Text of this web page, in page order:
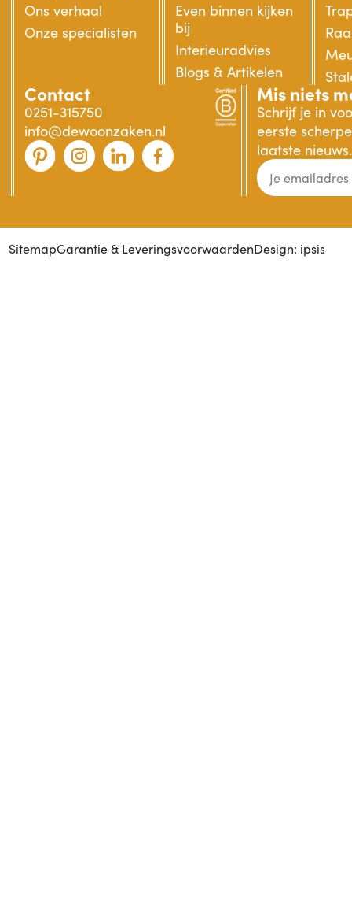
Ons verhaal
Onze specialisten
Even binnen kijken
bij
Interieuradvies
Blogs & Artikelen
Contact
0251-315750
info@dewoonzaken.nl
Mis niets
Schrijf je in
eerste
laatste nieuws.
SitemapGarantie & LeveringsvoorwaardenDesign: ipsis